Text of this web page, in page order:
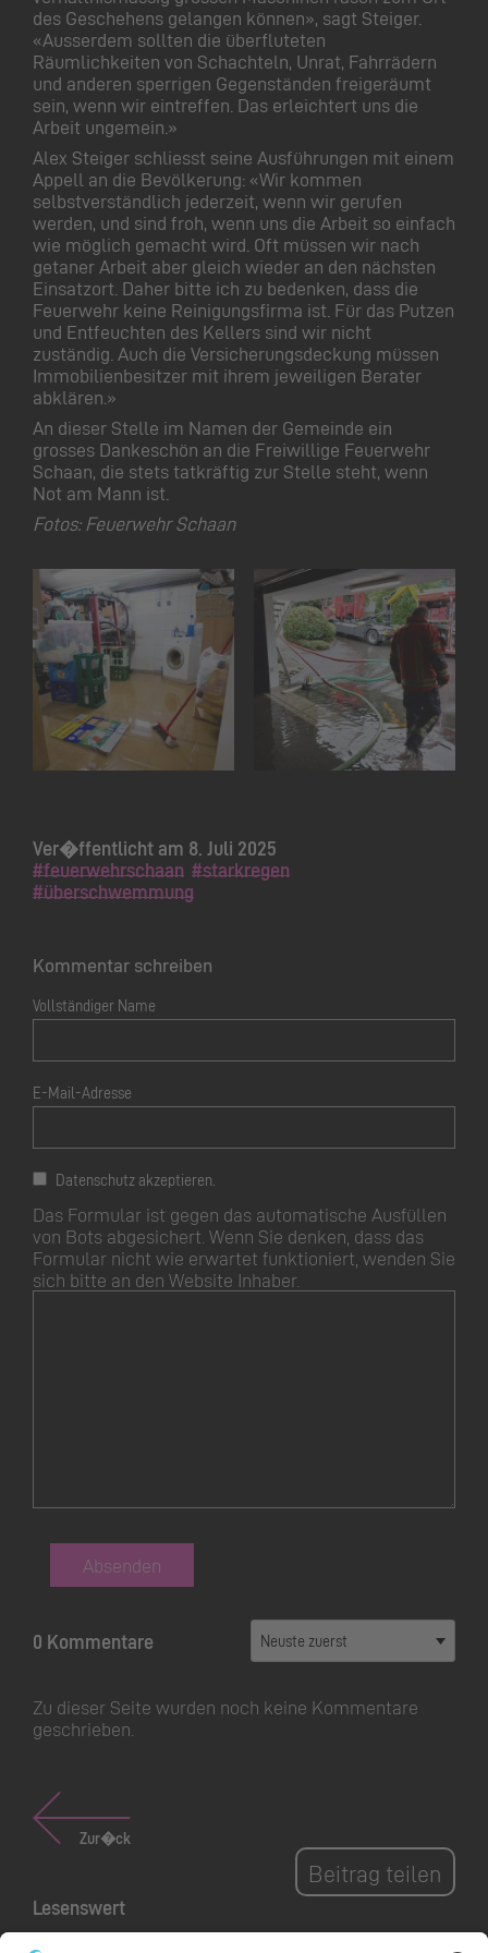
des Geschehens gelangen können», sagt Steiger.
«Ausserdem sollten die überfluteten
Räumlichkeiten von Schachteln, Unrat, Fahrrädern
und anderen sperrigen Gegenständen freigeräumt
sein, wenn wir eintreffen. Das erleichtert uns die
Arbeit ungemein.»
Alex Steiger schliesst seine Ausführungen mit einem
Appell an die Bevölkerung: «Wir kommen
selbstverständlich jederzeit, wenn wir gerufen
werden, und sind froh, wenn uns die Arbeit so einfach
wie möglich gemacht wird. Oft müssen wir nach
getaner Arbeit aber gleich wieder an den nächsten
Einsatzort. Daher bitte ich zu bedenken, dass die
Feuerwehr keine Reinigungsfirma ist. Für das Putzen
und Entfeuchten des Kellers sind wir nicht
zuständig. Auch die Versicherungsdeckung müssen
Immobilienbesitzer mit ihrem jeweiligen Berater
abklären.»
An dieser Stelle im Namen der Gemeinde ein
grosses Dankeschön an die Freiwillige Feuerwehr
Schaan, die stets tatkräftig zur Stelle steht, wenn
Not am Mann ist.
Fotos: Feuerwehr Schaan
Ver�ffentlicht am 8. Juli 2025
#feuerwehrschaan #starkregen
#überschwemmung
Kommentar schreiben
Vollständiger Name
E-Mail-Adresse
Datenschutz akzeptieren.
Das Formular ist gegen das automatische Ausfüllen
von Bots abgesichert. Wenn Sie denken, dass das
Formular nicht wie erwartet funktioniert, wenden Sie
sich bitte an den Website Inhaber.
Absenden
0 Kommentare
Zu dieser Seite wurden noch keine Kommentare
geschrieben.
Zur�ck
Beitrag teilen
Lesenswert